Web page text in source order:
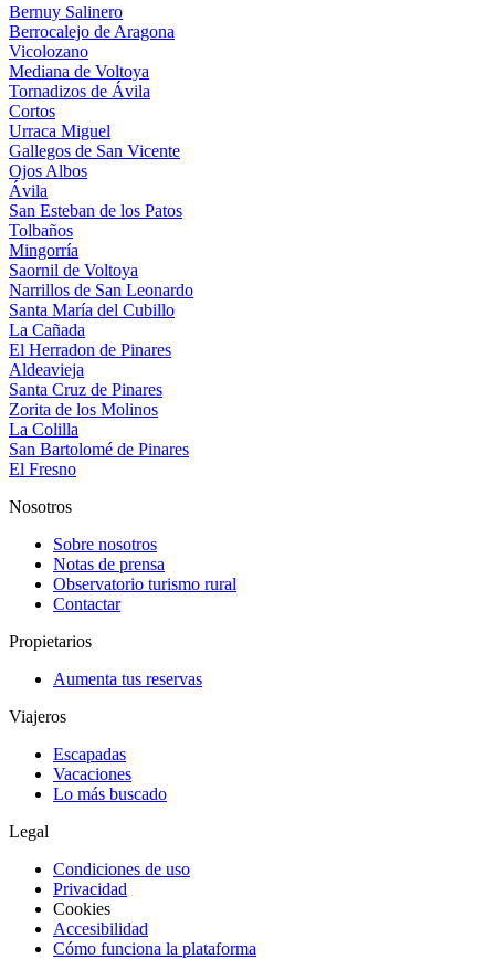
Bernuy Salinero
Berrocalejo de Aragona
Vicolozano
Mediana de Voltoya
Tornadizos de Ávila
Cortos
Urraca Miguel
Gallegos de San Vicente
Ojos Albos
Ávila
San Esteban de los Patos
Tolbaños
Mingorría
Saornil de Voltoya
Narrillos de San Leonardo
Santa María del Cubillo
La Cañada
El Herradon de Pinares
Aldeavieja
Santa Cruz de Pinares
Zorita de los Molinos
La Colilla
San Bartolomé de Pinares
El Fresno
Nosotros
Sobre nosotros
Notas de prensa
Observatorio turismo rural
Contactar
Propietarios
Aumenta tus reservas
Viajeros
Escapadas
Vacaciones
Lo más buscado
Legal
Condiciones de uso
Privacidad
Cookies
Accesibilidad
Cómo funciona la plataforma